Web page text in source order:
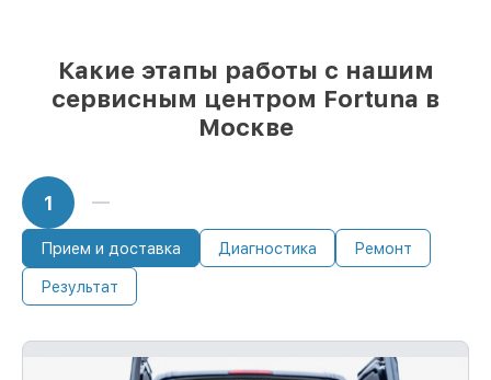
Какие этапы работы с нашим
сервисным центром Fortuna в
Москве
1
Прием и доставка Диагностика Ремонт
Результат